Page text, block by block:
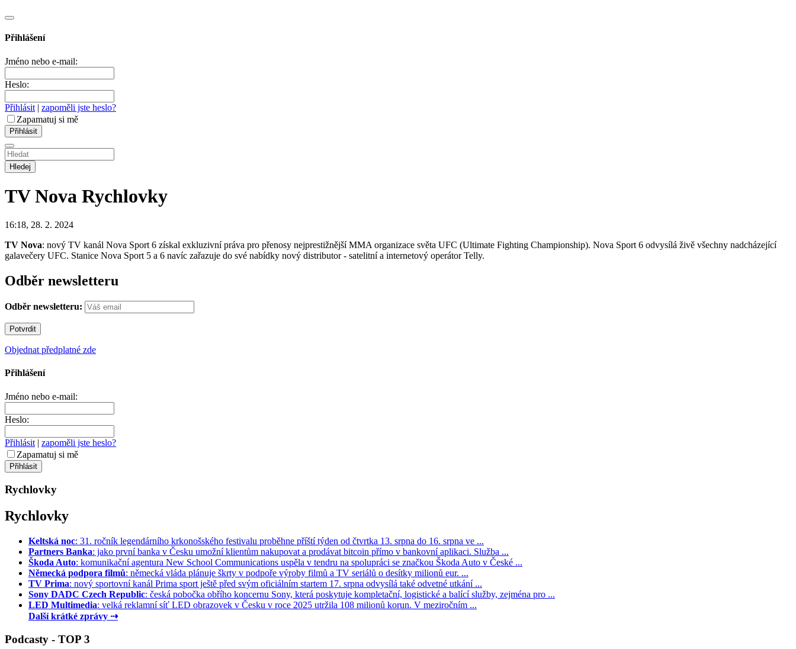
Přihlášení
Jméno nebo e-mail:
Heslo:
Přihlásit | zapoměli jste heslo?
Zapamatuj si mě
Hledej
TV Nova Rychlovky
16:18, 28. 2. 2024
TV Nova: nový TV kanál Nova Sport 6 získal exkluzivní práva pro přenosy nejprestižnější MMA organizace světa UFC (Ultimate Fighting Championship). Nova Sport 6 odvysílá živě všechny nadcházející
galavečery UFC. Stanice Nova Sport 5 a 6 navíc zařazuje do své nabídky nový distributor - satelitní a internetový operátor Telly.
Odběr newsletteru
Odběr newsletteru:
Objednat předplatné zde
Přihlášení
Jméno nebo e-mail:
Heslo:
Přihlásit | zapoměli jste heslo?
Zapamatuj si mě
Rychlovky
Rychlovky
Keltská noc: 31. ročník legendárního krkonošského festivalu proběhne příští týden od čtvrtka 13. srpna do 16. srpna ve ...
Partners Banka: jako první banka v Česku umožní klientům nakupovat a prodávat bitcoin přímo v bankovní aplikaci. Služba ...
Škoda Auto: komunikační agentura New School Communications uspěla v tendru na spolupráci se značkou Škoda Auto v České ...
Německá podpora filmů: německá vláda plánuje škrty v podpoře výroby filmů a TV seriálů o desítky milionů eur. ...
TV Prima: nový sportovní kanál Prima sport ještě před svým oficiálním startem 17. srpna odvysílá také odvetné utkání ...
Sony DADC Czech Republic: česká pobočka obřího koncernu Sony, která poskytuje kompletační, logistické a balící služby, zejména pro ...
LED Multimedia: velká reklamní síť LED obrazovek v Česku v roce 2025 utržila 108 milionů korun. V meziročním ...
Další krátké zprávy ⇢
Podcasty - TOP 3